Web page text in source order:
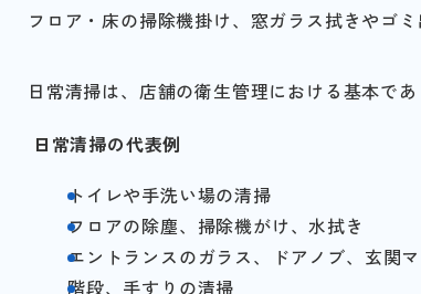
フロア・床の掃除機掛け、窓ガラス拭きやゴミ
日常清掃は、店舗の衛生管理における基本であ
日常清掃の代表例
トイレや手洗い場の清掃
フロアの除塵、掃除機がけ、水拭き
エントランスのガラス、ドアノブ、玄関
階段、手すりの清掃